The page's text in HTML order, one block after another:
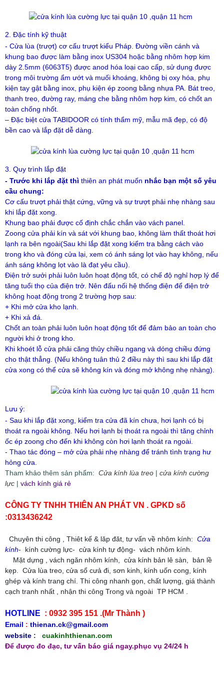
2. Đặc tính kỹ thuật
- Cửa lùa (trượt) cơ cấu trượt kiểu Pháp. Đường viền cánh và
khung bao được làm bằng inox US304 hoặc bằng nhôm hợp kim
dày 2.5mm (6063T5) được anod hóa loại cao cấp, sử dụng được
trong môi trường ẩm ướt và muối khoáng, không bị oxy hóa, phụ
kiện tay gật bằng inox, phụ kiện ép zoong bằng nhựa PA. Bát treo,
thanh treo, đường ray, máng che bằng nhôm hợp kim, có chốt an
toàn chống nhốt.
– Đặc biệt cửa TABIDOOR có tính thẩm mỹ, mẫu mã đẹp, có độ
bền cao và lắp đặt dễ dàng.
3. Quy trình lắp đặt
- Trước khi lắp đặt thì thiên an phát muốn nhắc bạn một số yêu
cầu chung:
Cơ cấu trượt phải thật cứng, vững và sự trượt phải nhẹ nhàng sau
khi lắp đặt xong.
Khung bao phải được cố định chắc chắn vào vách panel.
Zoong cửa phải kín và sát với khung bao, không làm thất thoát hơi
lạnh ra bên ngoài(Sau khi lắp đặt xong kiểm tra bằng cách vào
trong kho và đóng cửa lại, xem có ánh sáng lọt vào hay không, nếu
ánh sáng không lọt vào là đạt yêu cầu).
Điện trở sưởi phải luôn luôn hoạt động tốt, có chế độ nghỉ hợp lý để
tăng tuổi thọ của điện trở. Nên đấu nối hệ thống điện để điện trở
không hoạt động trong 2 trường hợp sau:
+ Khi mở cửa kho lạnh.
+ Khi xả đá.
Chốt an toàn phải luôn luôn hoạt động tốt để đảm bảo an toàn cho
người khi ở trong kho.
Khi khoét lỗ cửa phải căng thủy chiều ngang và dóng chiều đứng
cho thật thẳng. (Nếu không tuân thủ 2 điều này thì sau khi lắp đặt
cửa xong có thể cửa sẽ không kín và đóng mở không nhẹ nhàng).
Lưu ý:
- Sau khi lắp đặt xong, kiểm tra cửa đã kín chưa, hơi lạnh có bị
thoát ra ngoài không. Nếu hơi lạnh bị thoát ra ngoài thì tăng chỉnh
ốc ép zoong cho đến khi không còn hơi lạnh thoát ra ngoài.
- Thao tác đóng – mở cửa phải nhẹ nhàng để tránh tình trạng hư
hỏng cửa.
Tham khảo thêm sản phẩm: Cửa kính lùa treo | cửa kính cường
lực | vách kính giá rẻ
CÔNG TY TNHH THIÊN AN PHÁT VN . GPKD số
:0313436242
Chuyên thi công , Thiêt kế & lăp đăt, tư vấn về nhôm kính: Cửa
kính- kính cường lực- cửa kính tự động- vách nhôm kính.
Mặt dựng , vách ngăn nhôm kính, cửa kính bản lê sàn, bản lề
kẹp. Cửa lùa treo, cửa sổ cưả đi, sơn kinh, kính uốn cong, kính
ghép và kính trang chí. Thi công nhanh gọn, chất lượng, giá thành
cạch tranh nhất , nhận thi công Trong và ngoài TP HCM .
HOTLINE : 0932 395 151 .(Mr Thành )
Email : thienan.ck@gmail.com
website : cuakinhthienan.com
Để được đo đạc, tư vấn báo giá ngay.phục vụ 24/24 h